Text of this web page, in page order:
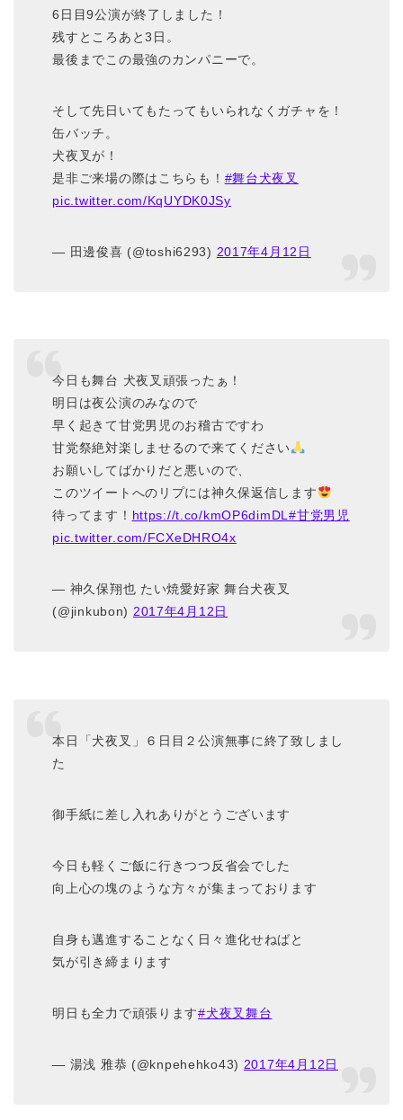
6日目9公演が終了しました！
残すところあと3日。
最後までこの最強のカンパニーで。
そして先日いてもたってもいられなくガチャを！
缶バッチ。
犬夜叉が！
是非ご来場の際はこちらも！ #舞台犬夜叉
pic.twitter.com/KqUYDK0JSy
— 田邊俊喜 (@toshi6293) 2017年4月12日
今日も舞台 犬夜叉頑張ったぁ！
明日は夜公演のみなので
早く起きて甘党男児のお稽古ですわ
甘党祭絶対楽しませるので来てください
お願いしてばかりだと悪いので、
このツイートへのリプには神久保返信します
待ってます！ https://t.co/kmOP6dimDL#甘党男児
pic.twitter.com/FCXeDHRO4x
— 神久保翔也 たい焼愛好家 舞台犬夜叉
(@jinkubon) 2017年4月12日
本日「犬夜叉」６日目２公演無事に終了致しまし
た
御手紙に差し入れありがとうございます
今日も軽くご飯に行きつつ反省会でした
向上心の塊のような方々が集まっております
自身も邁進することなく日々進化せねばと
気が引き締まります
明日も全力で頑張ります#犬夜叉舞台
— 湯浅 雅恭 (@knpehehko43) 2017年4月12日